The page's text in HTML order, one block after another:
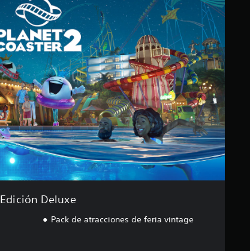
Edición Deluxe
Pack de atracciones de feria vintage